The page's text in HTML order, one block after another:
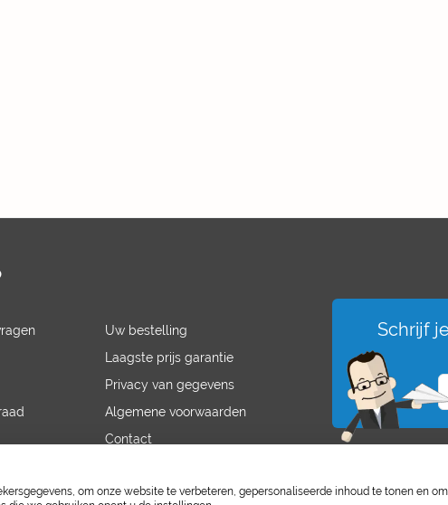
Uw bestelling
Laagste prijs garantie
Privacy van gegevens
Algemene voorwaarden
Contact
Schrijf
om onze website te verbeteren, gepersonaliseerde inhoud te tonen en